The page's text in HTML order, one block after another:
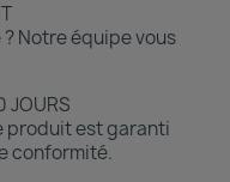
Notre équipe vous
JOURS
produit est garanti
conformité.